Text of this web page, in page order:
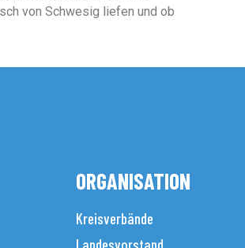
von Schwesig liefen und ob
ORGANISATION
Kreisverbände
Landesvorstand